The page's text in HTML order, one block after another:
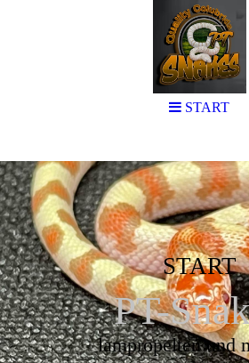
START
PT-
lampropelten und
START